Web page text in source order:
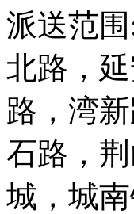
派送范
北路，
路，湾
石路，
城，城